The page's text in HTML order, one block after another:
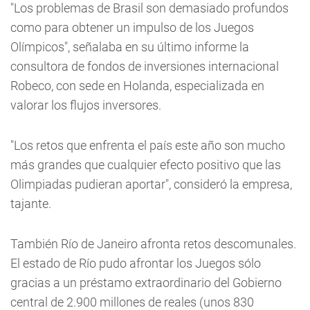
"Los problemas de Brasil son demasiado profundos
como para obtener un impulso de los Juegos
Olímpicos", señalaba en su último informe la
consultora de fondos de inversiones internacional
Robeco, con sede en Holanda, especializada en
valorar los flujos inversores.
"Los retos que enfrenta el país este año son mucho
más grandes que cualquier efecto positivo que las
Olimpiadas pudieran aportar", consideró la empresa,
tajante.
También Río de Janeiro afronta retos descomunales.
El estado de Río pudo afrontar los Juegos sólo
gracias a un préstamo extraordinario del Gobierno
central de 2.900 millones de reales (unos 830